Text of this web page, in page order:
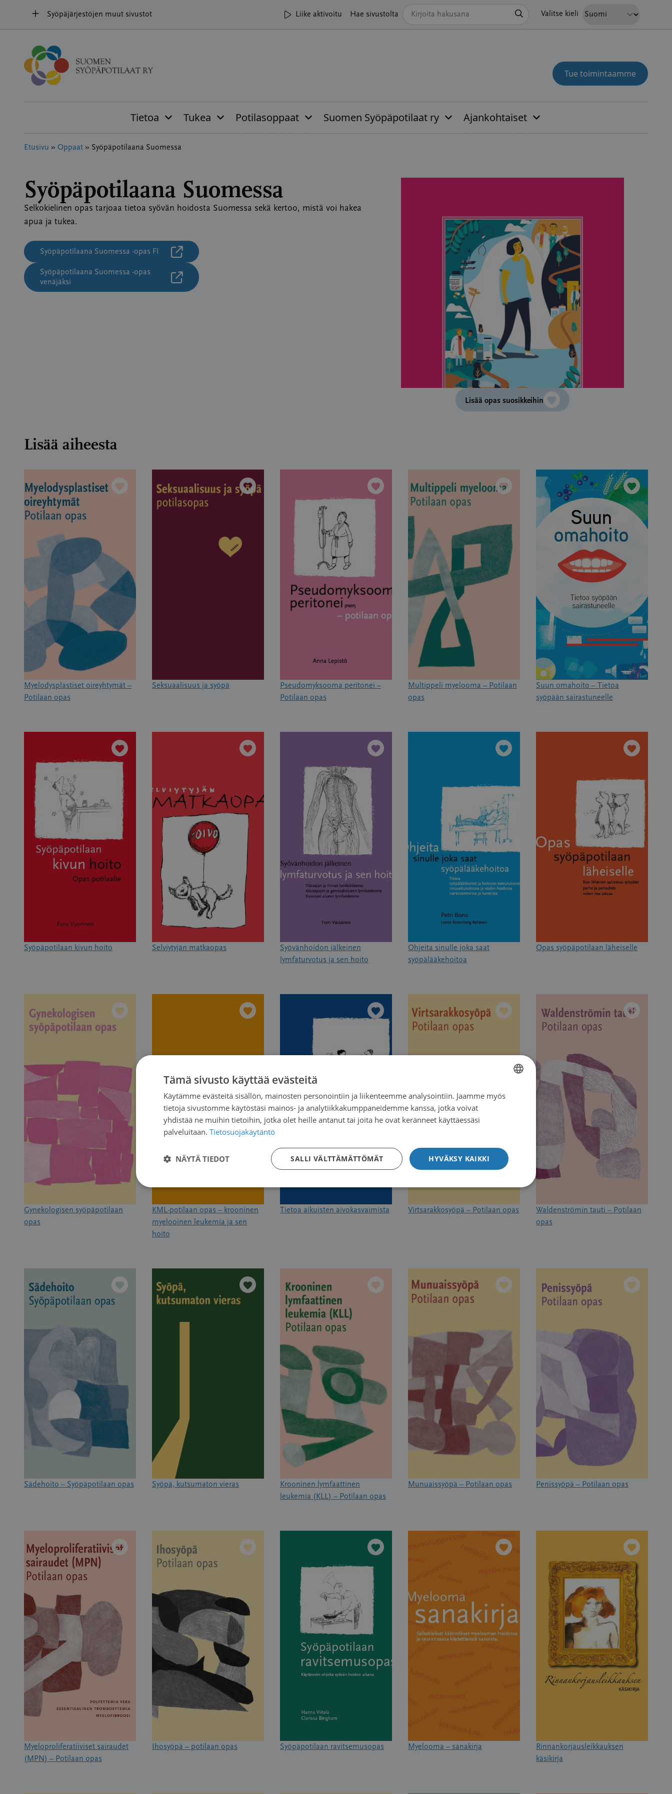
sisältöön
Syöpäjärjestöjen muut sivustot Liike aktivoitu Hae sivustolta Valitse kieli
Tue toimintaamme
Tietoa Tukea Potilasoppaat Suomen Syöpäpotilaat ry Ajankohtaiset
Etusivu » Oppaat » Syöpäpotilaana Suomessa
Syöpäpotilaana Suomessa
Selkokielinen opas tarjoaa tietoa syövän hoidosta Suomessa sekä kertoo, mistä voi hakea
apua ja tukea.
Syöpäpotilaana Suomessa -opas FI
Syöpäpotilaana Suomessa -opas
venäjäksi
Lisää opas suosikkeihin
Lisää aiheesta
Myelodysplastiset oireyhtymät –
Potilaan opas
Seksuaalisuus ja syöpä
Pseudomyksooma peritonei –
Potilaan opas
Multippeli myelooma – Potilaan
opas
Suun omahoito – Tietoa
syöpään sairastuneelle
Syöpäpotilaan kivun hoito Selviytyjän matkaopas
Syövänhoidon jälkeinen
lymfaturvotus ja sen hoito
Ohjeita sinulle joka saat
syöpälääkehoitoa
Opas syöpäpotilaan läheiselle
Gynekologisen syöpäpotilaan
opas
KML-potilaan opas – krooninen
myelooinen leukemia ja sen
hoito
Tietoa aikuisten aivokasvaimista Virtsarakkosyöpä – Potilaan opas
Waldenströmin tauti – Potilaan
opas
Sädehoito – Syöpäpotilaan opas Syöpä, kutsumaton vieras
Krooninen lymfaattinen
leukemia (KLL) – Potilaan opas
Munuaissyöpä – Potilaan opas Penissyöpä – Potilaan opas
Myeloproliferatiiviset sairaudet
(MPN) – Potilaan opas
Ihosyöpä – potilaan opas Syöpäpotilaan ravitsemusopas Myelooma – sanakirja
Rinnankorjausleikkauksen
käsikirja
FINNISH
Tämä sivusto käyttää evästeitä
Käytämme evästeitä sisällön, mainosten personointiin ja liikenteemme analysointiin. Jaamme myös
tietoja sivustomme käytöstäsi mainos- ja analytiikkakumppaneidemme kanssa, jotka voivat
yhdistää ne muihin tietoihin, jotka olet heille antanut tai joita he ovat keränneet käyttäessäsi
palveluitaan. Tietosuojakäytäntö
HYVÄKSY KAIKKI
SALLI VÄLTTÄMÄTTÖMÄT
NÄYTÄ TIEDOT